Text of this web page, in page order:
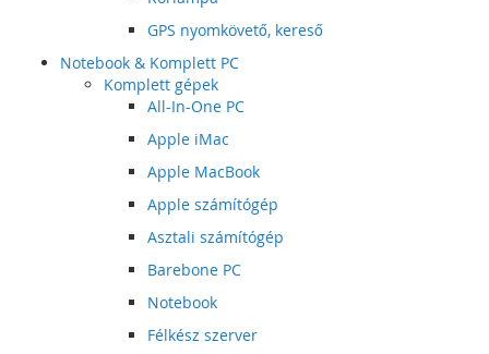
GPS nyomkövető, kereső
Notebook & Komplett PC
Komplett gépek
All-In-One PC
Apple iMac
Apple MacBook
Apple számítógép
Asztali számítógép
Barebone PC
Notebook
Félkész szerver